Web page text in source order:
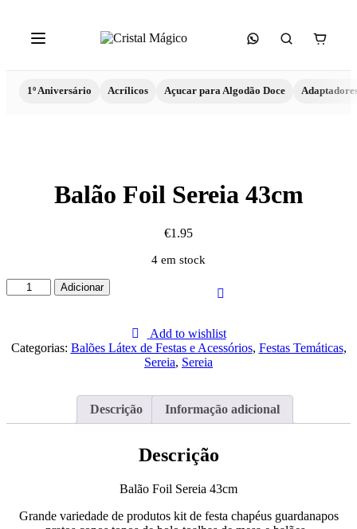
1º Aniversário Acrílicos Açucar para Algodão Doce
Balão Foil Sereia 43cm
€1.95
4 em stock
Quantidade
de
Sereia
43cm
Adicionar
Add to wishlist
Categorias: Balões Látex de Festas e Acessórios, Festas Temáticas,
Sereia, Sereia
Descrição Informação adicional
Descrição
Balão Foil Sereia 43cm
Grande variedade de produtos kit de festa chapéus guardanapos